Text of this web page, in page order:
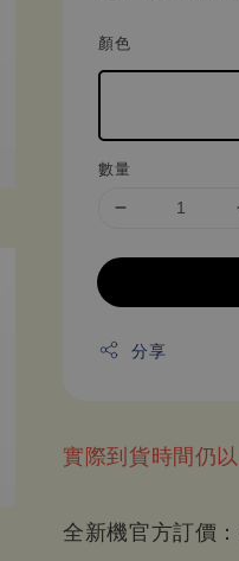
顏色
數量
分享
實際到貨時間仍以
全新機官方訂價：